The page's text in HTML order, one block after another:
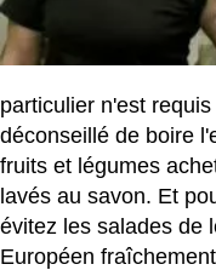
particulier n'est
déconseillé de boire
fruits et légumes
lavés au savon. Et
évitez les salades de
Européen